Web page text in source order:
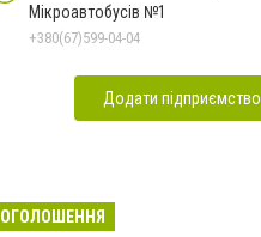
Мікроавтобусів №1
+380(67)599-04-04
Додати підприємство
ОГОЛОШЕННЯ